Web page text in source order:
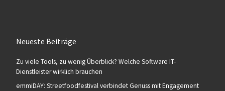
Neueste Beiträge
Zu viele Tools, zu wenig Überblick? Welche Software IT-
Dienstleister wirklich brauchen
emmiDAY: Streetfoodfestival verbindet Genuss mit Engagement